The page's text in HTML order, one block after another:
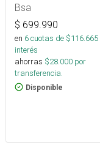
Bsa
$ 699.990
en 6cuotas de $116.665
interés
ahorras $28.000 por
transferencia.
Disponible